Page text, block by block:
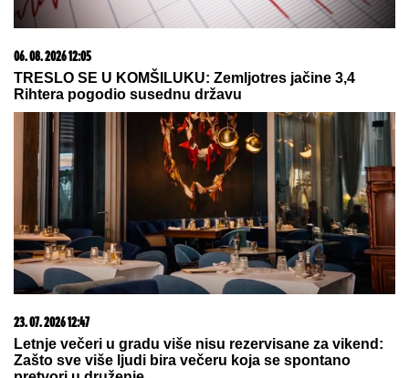
06. 08. 2026 12:05
EVO ŠTA SE DEŠAVA SA VOZAČEM KAMIONA KOJI
JE USMRTIO DVOJICU RADNIKA KOD ŠAPCA!
Odlučio ovako da se brani, pa tužilaštvo zatražilo hitan
pritvor